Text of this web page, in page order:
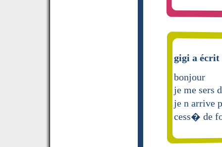
gigi a
bonjour
je me sers
je n arrive
cess� de